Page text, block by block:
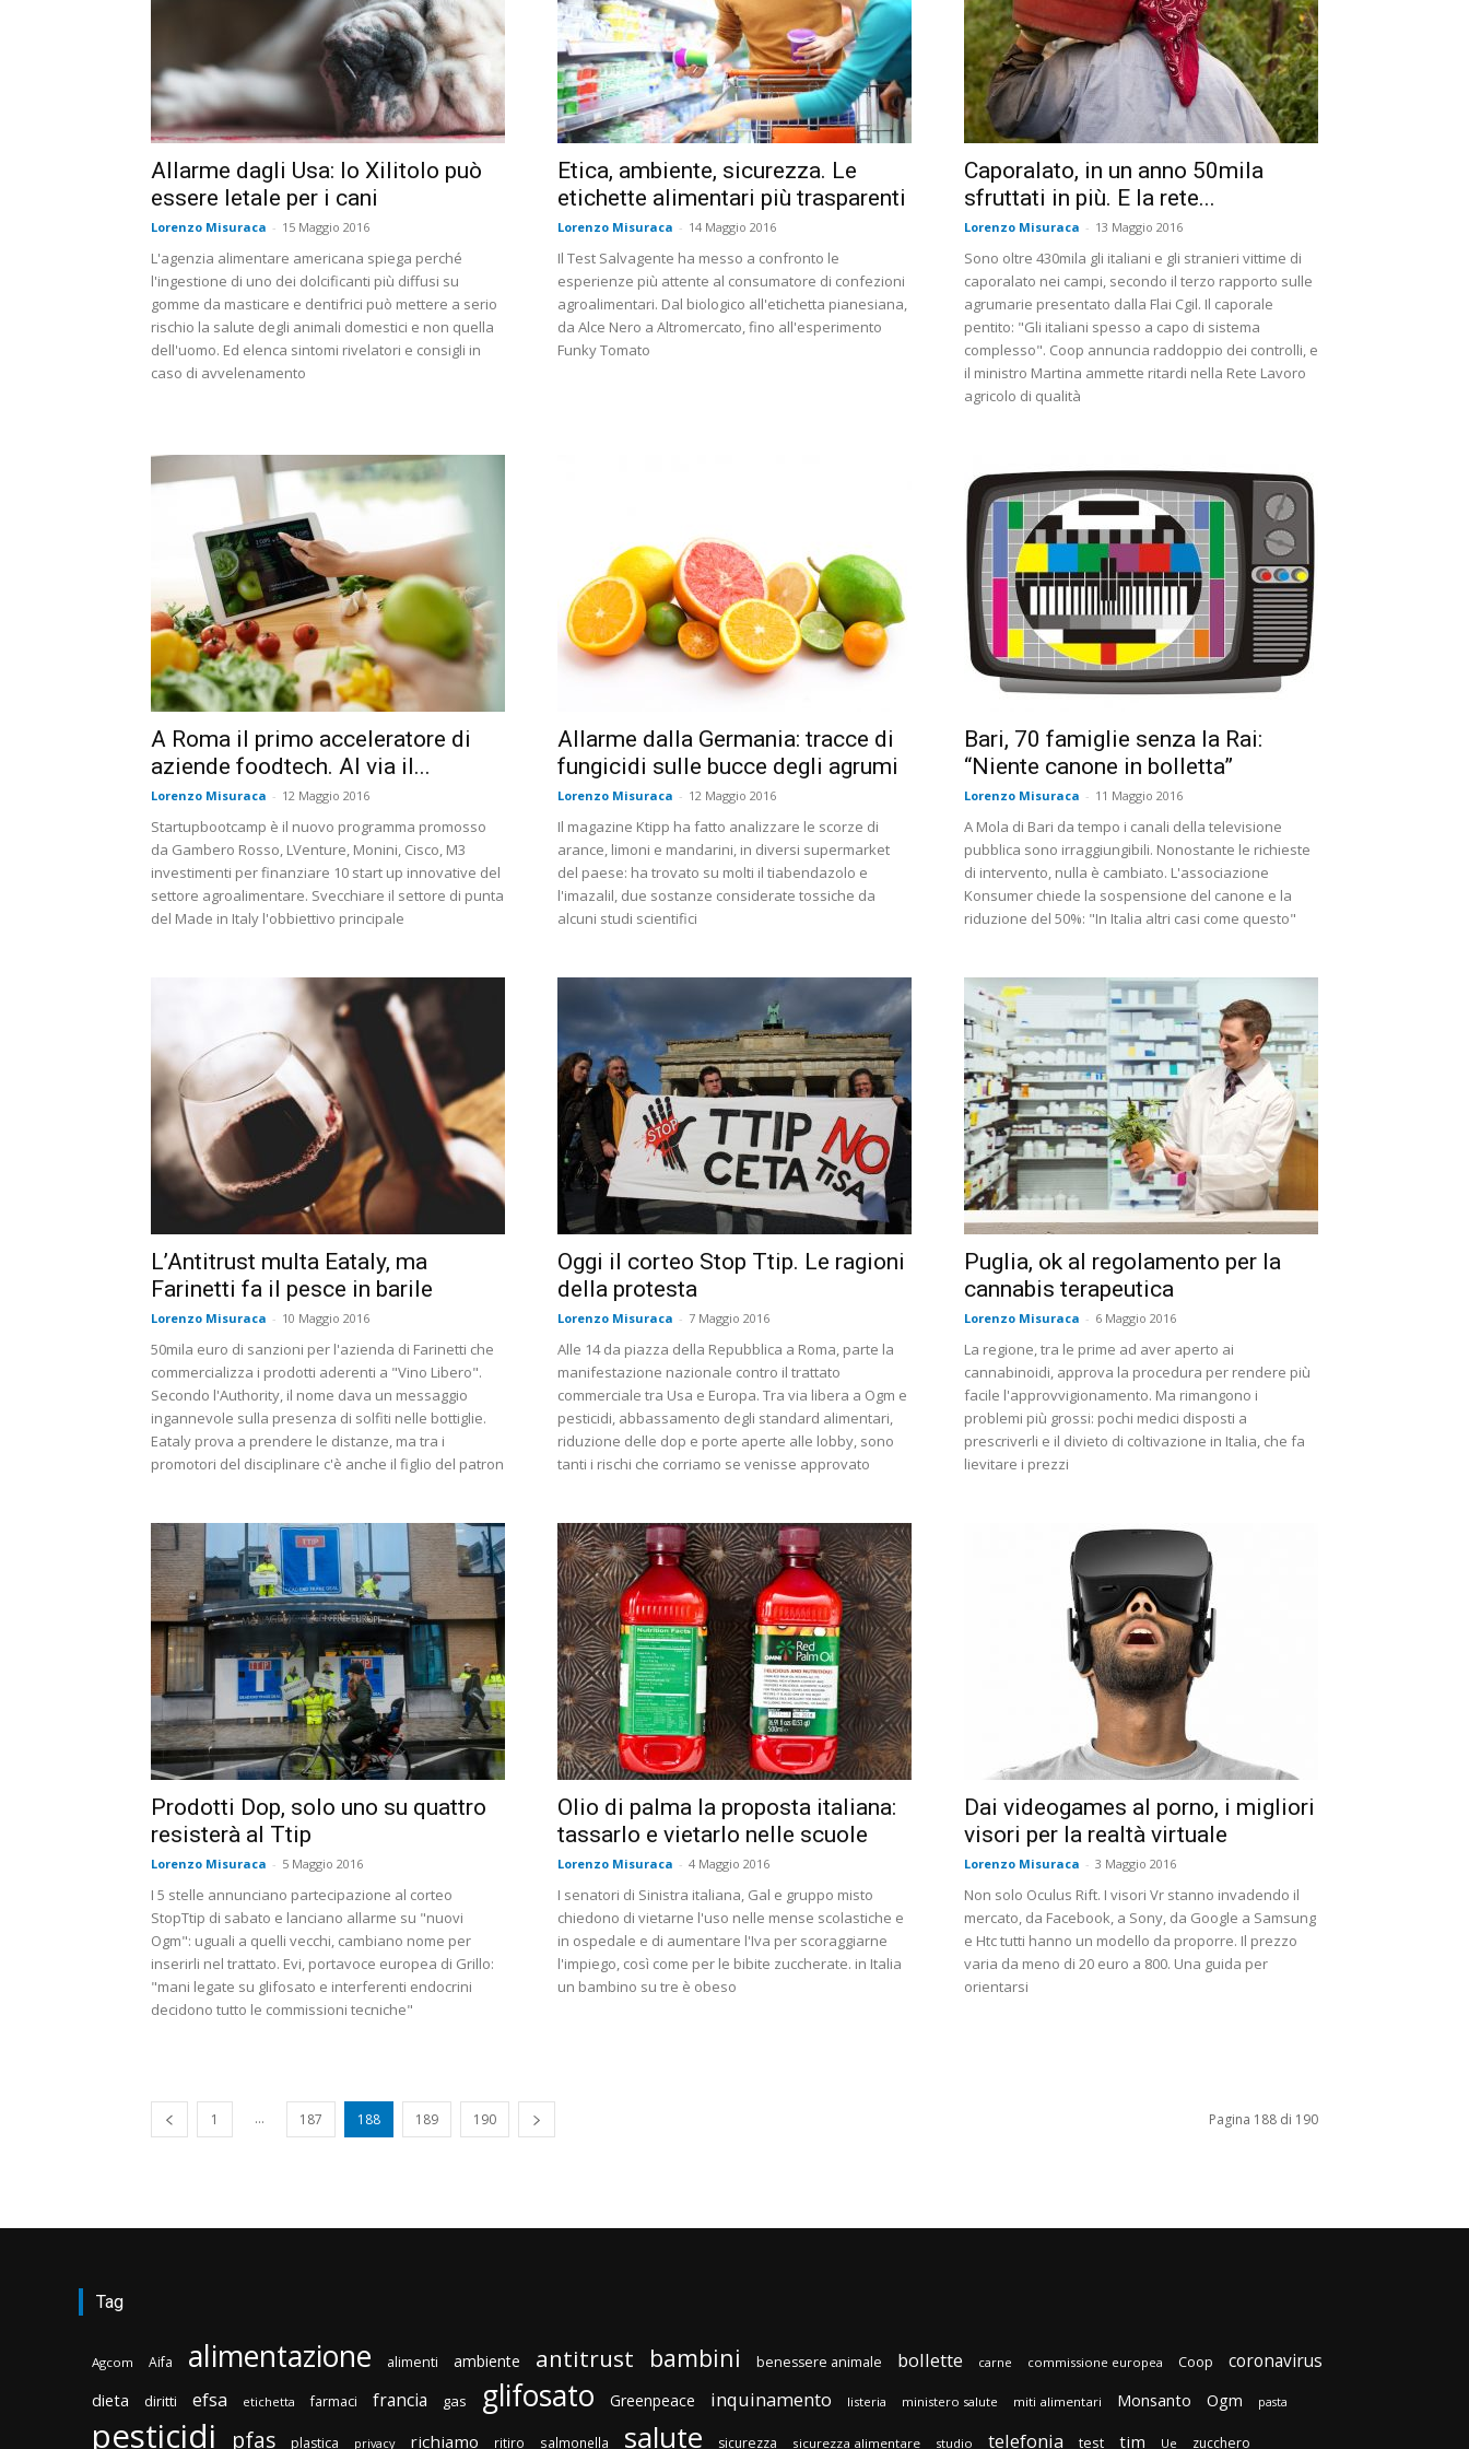
Allarme dagli Usa: lo Xilitolo può
essere letale per i cani
Lorenzo Misuraca - 15 Maggio 2016
L'agenzia alimentare americana spiega perché
l'ingestione di uno dei dolcificanti più diffusi su
gomme da masticare e dentifrici può mettere a serio
rischio la salute degli animali domestici e non quella
dell'uomo. Ed elenca sintomi rivelatori e consigli in
caso di avvelenamento
Etica, ambiente, sicurezza. Le
etichette alimentari più trasparenti
Lorenzo Misuraca - 14 Maggio 2016
Il Test Salvagente ha messo a confronto le
esperienze più attente al consumatore di confezioni
agroalimentari. Dal biologico all'etichetta pianesiana,
da Alce Nero a Altromercato, fino all'esperimento
Funky Tomato
Caporalato, in un anno 50mila
sfruttati in più. E la rete...
Lorenzo Misuraca - 13 Maggio 2016
Sono oltre 430mila gli italiani e gli stranieri vittime di
caporalato nei campi, secondo il terzo rapporto sulle
agrumarie presentato dalla Flai Cgil. Il caporale
pentito: "Gli italiani spesso a capo di sistema
complesso". Coop annuncia raddoppio dei controlli, e
il ministro Martina ammette ritardi nella Rete Lavoro
agricolo di qualità
A Roma il primo acceleratore di
aziende foodtech. Al via il...
Lorenzo Misuraca - 12 Maggio 2016
Startupbootcamp è il nuovo programma promosso
da Gambero Rosso, LVenture, Monini, Cisco, M3
investimenti per finanziare 10 start up innovative del
settore agroalimentare. Svecchiare il settore di punta
del Made in Italy l'obbiettivo principale
Allarme dalla Germania: tracce di
fungicidi sulle bucce degli agrumi
Lorenzo Misuraca - 12 Maggio 2016
Il magazine Ktipp ha fatto analizzare le scorze di
arance, limoni e mandarini, in diversi supermarket
del paese: ha trovato su molti il tiabendazolo e
l'imazalil, due sostanze considerate tossiche da
alcuni studi scientifici
Bari, 70 famiglie senza la Rai:
“Niente canone in bolletta”
Lorenzo Misuraca - 11 Maggio 2016
A Mola di Bari da tempo i canali della televisione
pubblica sono irraggiungibili. Nonostante le richieste
di intervento, nulla è cambiato. L'associazione
Konsumer chiede la sospensione del canone e la
riduzione del 50%: "In Italia altri casi come questo"
L’Antitrust multa Eataly, ma
Farinetti fa il pesce in barile
Lorenzo Misuraca - 10 Maggio 2016
50mila euro di sanzioni per l'azienda di Farinetti che
commercializza i prodotti aderenti a "Vino Libero".
Secondo l'Authority, il nome dava un messaggio
ingannevole sulla presenza di solfiti nelle bottiglie.
Eataly prova a prendere le distanze, ma tra i
promotori del disciplinare c'è anche il figlio del patron
Oggi il corteo Stop Ttip. Le ragioni
della protesta
Lorenzo Misuraca - 7 Maggio 2016
Alle 14 da piazza della Repubblica a Roma, parte la
manifestazione nazionale contro il trattato
commerciale tra Usa e Europa. Tra via libera a Ogm e
pesticidi, abbassamento degli standard alimentari,
riduzione delle dop e porte aperte alle lobby, sono
tanti i rischi che corriamo se venisse approvato
Puglia, ok al regolamento per la
cannabis terapeutica
Lorenzo Misuraca - 6 Maggio 2016
La regione, tra le prime ad aver aperto ai
cannabinoidi, approva la procedura per rendere più
facile l'approvvigionamento. Ma rimangono i
problemi più grossi: pochi medici disposti a
prescriverli e il divieto di coltivazione in Italia, che fa
lievitare i prezzi
Prodotti Dop, solo uno su quattro
resisterà al Ttip
Lorenzo Misuraca - 5 Maggio 2016
I 5 stelle annunciano partecipazione al corteo
StopTtip di sabato e lanciano allarme su "nuovi
Ogm": uguali a quelli vecchi, cambiano nome per
inserirli nel trattato. Evi, portavoce europea di Grillo:
"mani legate su glifosato e interferenti endocrini
decidono tutto le commissioni tecniche"
Olio di palma la proposta italiana:
tassarlo e vietarlo nelle scuole
Lorenzo Misuraca - 4 Maggio 2016
I senatori di Sinistra italiana, Gal e gruppo misto
chiedono di vietarne l'uso nelle mense scolastiche e
in ospedale e di aumentare l'Iva per scoraggiarne
l'impiego, così come per le bibite zuccherate. in Italia
un bambino su tre è obeso
Dai videogames al porno, i migliori
visori per la realtà virtuale
Lorenzo Misuraca - 3 Maggio 2016
Non solo Oculus Rift. I visori Vr stanno invadendo il
mercato, da Facebook, a Sony, da Google a Samsung
e Htc tutti hanno un modello da proporre. Il prezzo
varia da meno di 20 euro a 800. Una guida per
orientarsi
1 ... 187 188 189 190 Pagina 188 di 190
Tag
Agcom Aifa alimentazione alimenti ambiente antitrust bambini benessere animale bollette carne commissione europea Coop coronavirus
dieta diritti efsa etichetta farmaci francia gas glifosato Greenpeace inquinamento listeria ministero salute miti alimentari Monsanto Ogm pasta
pesticidi pfas plastica privacy richiamo ritiro salmonella salute sicurezza sicurezza alimentare studio telefonia test tim Ue zucchero